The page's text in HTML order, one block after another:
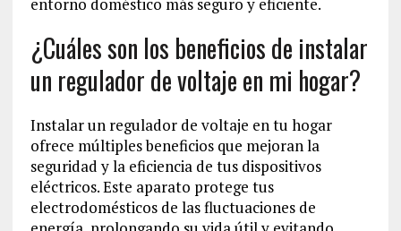
¿Cuáles son los beneficios de instalar
un regulador de voltaje en mi hogar?
Instalar un regulador de voltaje en tu hogar
ofrece múltiples beneficios que mejoran la
seguridad y la eficiencia de tus dispositivos
eléctricos. Este aparato protege tus
electrodomésticos de las fluctuaciones de